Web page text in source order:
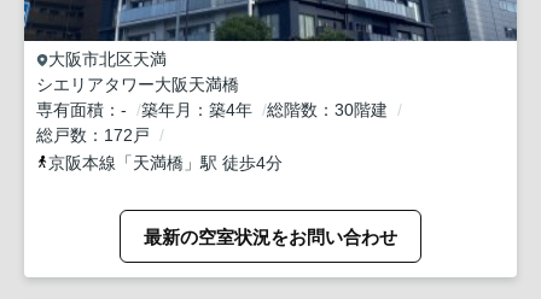
大阪市北区天満
シエリアタワー大阪天満橋
専有面積
- 築年月 築4年 総階数
30階建
総戸数
172戸
京阪本線 「天満橋 」駅 徒歩4分
最新の空室状況をお問い合わせ